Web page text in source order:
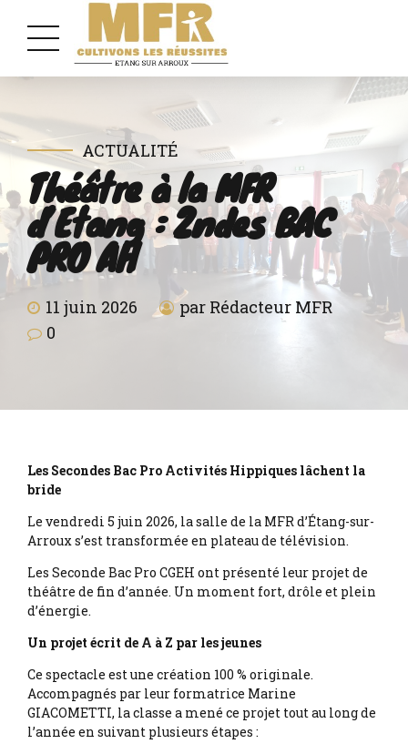
ACTUALITÉ
Théâtre à la MFR
d’Etang : 2ndes BAC
PRO AH
11 juin 2026
par Rédacteur MFR
0
Les Secondes Bac Pro Activités Hippiques lâchent la
bride
Le vendredi 5 juin 2026, la salle de la MFR d’Étang-sur-
Arroux s’est transformée en plateau de télévision.
Les Seconde Bac Pro CGEH ont présenté leur projet de
théâtre de fin d’année. Un moment fort, drôle et plein
d’énergie.
Un projet écrit de A à Z par les jeunes
Ce spectacle est une création 100 % originale.
Accompagnés par leur formatrice Marine
GIACOMETTI, la classe a mené ce projet tout au long de
l’année en suivant plusieurs étapes :